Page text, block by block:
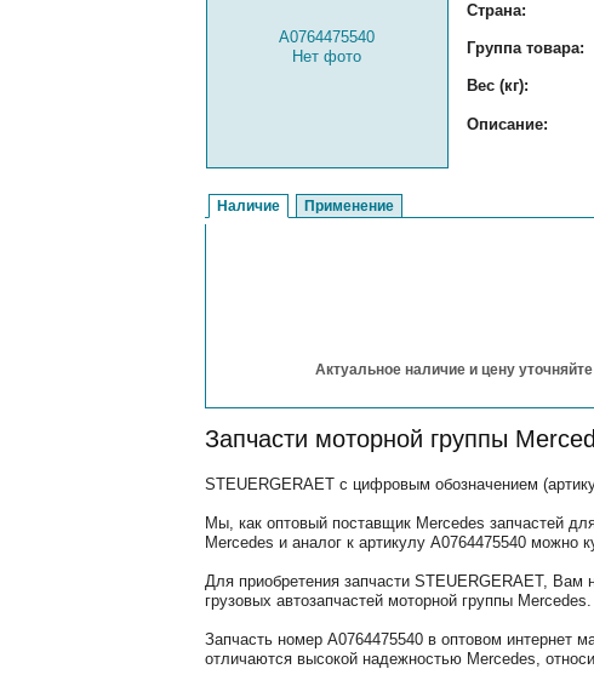
A0764475540
Нет фото
Страна:
Группа товара:
Вес (кг):
Описание:
Наличие Применение
Актуальное наличие и цену
Запчасти моторной группы
STEUERGERAET с цифровым обозначением
Мы, как оптовый поставщик Mercedes запчастей
Mercedes и аналог к артикулу A0764475540 можно
Для приобретения запчасти STEUERGERAET, Вам
грузовых автозапчастей моторной группы Mercedes.
Запчасть номер A0764475540 в оптовом интернет
отличаются высокой надежностью Mercedes,